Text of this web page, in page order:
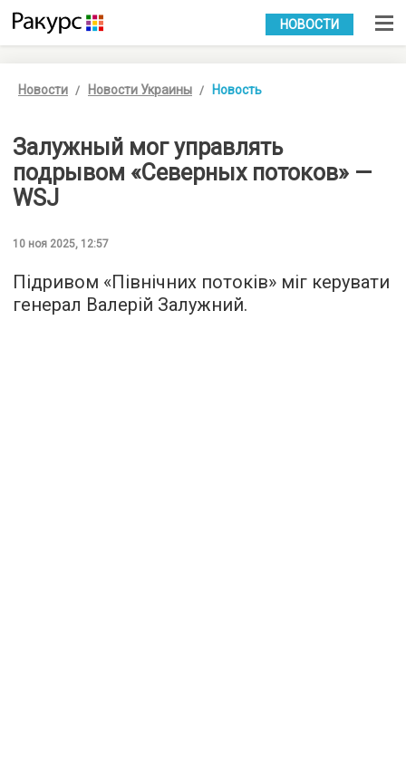
УКР РУС
НОВОСТИ
Новости Новости Украины Новость
Залужный мог управлять
подрывом «Северных потоков» —
WSJ
10 ноя 2025, 12:57
Підривом «Північних потоків» міг керувати
генерал Валерій Залужний.